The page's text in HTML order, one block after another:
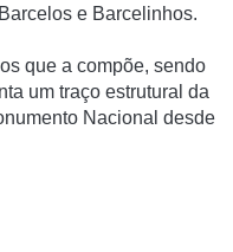
e Barcelinhos.
que a compõe, sendo
um traço estrutural da
Nacional desde